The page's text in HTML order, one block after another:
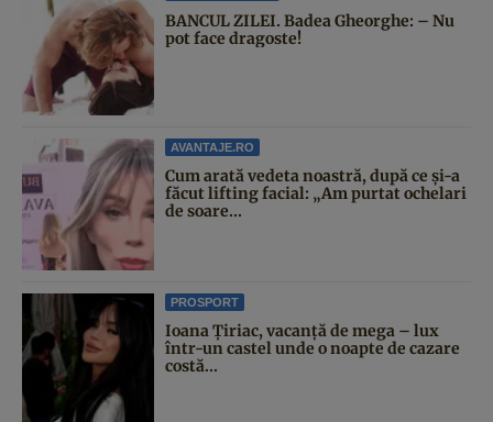
BANCUL ZILEI. Badea Gheorghe: – Nu
pot face dragoste!
AVANTAJE.RO
Cum arată vedeta noastră, după ce și-a
făcut lifting facial: „Am purtat ochelari
de soare...
PROSPORT
Ioana Țiriac, vacanță de mega – lux
într-un castel unde o noapte de cazare
costă...